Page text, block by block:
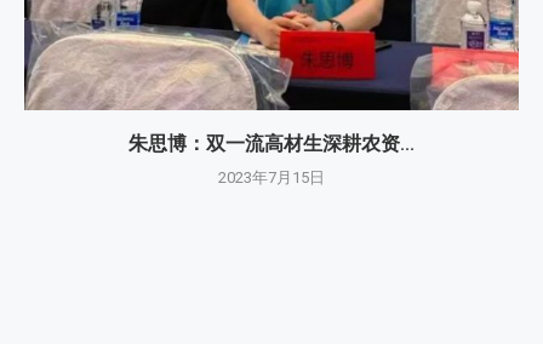
朱思博：双一流高材生深耕农资...
2023年7月15日